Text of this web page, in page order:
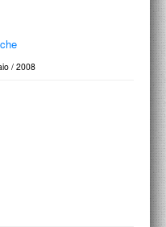
/ 2008